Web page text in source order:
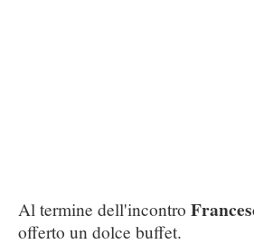
Al termine dell'incontro
offerto un dolce buffet.